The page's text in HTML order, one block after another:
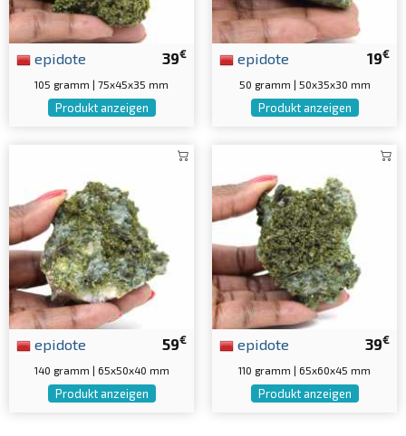
39€
epidote
105 gramm | 75x45x35 mm
Produkt anzeigen
19€
epidote
50 gramm | 50x35x30 mm
Produkt anzeigen
59€
epidote
140 gramm | 65x50x40 mm
Produkt anzeigen
39€
epidote
110 gramm | 65x60x45 mm
Produkt anzeigen